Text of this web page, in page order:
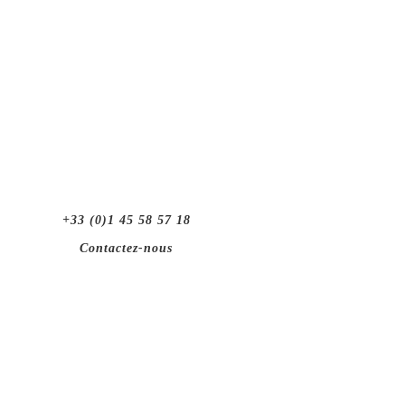
+33 (0)1 45 58 57 18
Contactez-nous